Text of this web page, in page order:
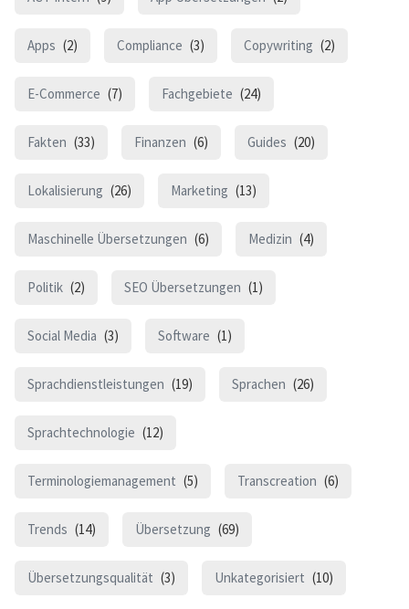
Apps (2) Compliance (3) Copywriting (2)
E-Commerce (7) Fachgebiete (24)
Fakten (33) Finanzen (6) Guides (20)
Lokalisierung (26) Marketing (13)
Maschinelle Übersetzungen (6) Medizin (4)
Politik (2) SEO Übersetzungen (1)
Social Media (3) Software (1)
Sprachdienstleistungen (19) Sprachen (26)
Sprachtechnologie (12)
Terminologiemanagement (5) Transcreation (6)
Trends (14) Übersetzung (69)
Übersetzungsqualität (3) Unkategorisiert (10)